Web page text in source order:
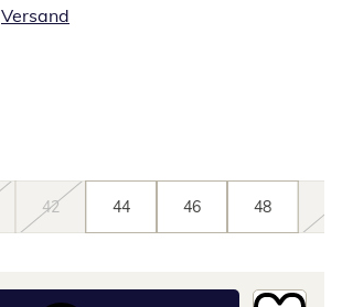
Versand
42 44 46 48